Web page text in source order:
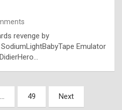
l
e
x
a
revenge by
Emulator
… 49 Next